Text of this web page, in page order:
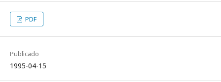
PDF
Publicado
1995-04-15